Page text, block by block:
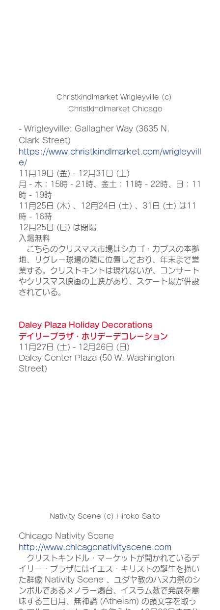
Christkindlmarket Wrigleyville (c)
Christkindlmarket Chicago
- Wrigleyville: Gallagher Way (3635 N.
Clark Street)
https://www.christkindlmarket.com/wrigleyvill
e/
11月19日 (金) - 12月31日 (土)
月 - 木：15時 - 21時、金土：11時 - 22時、日：11
時 - 19時
11月25日 (木) 、12月24日 (土) 、31日 (土) は11
時 - 16時
12月25日 (日) は閉場
入場無料
こちらのクリスマス市場はシカゴ・カブスの本拠
地、リグレー球場の隣に位置しており、年末まで営
業する。クリストキントは現れないが、コンサート
やクリスマス映画の上映があり、スケート場が併設
されている。
Daley Plaza Holiday Decorations
デイリープラザ・ホリデーデコレーション
11月27日 (土) - 12月26日 (日)
Daley Center Plaza (50 W. Washington
Street)
Nativity Scene (c) Hiroko Saito
Chicago Nativity Scene
http://www.chicagonativityscene.com
クリストキンドル・マーケットが開かれているデ
イリー・プラザにはイエス・キリストの誕生を描い
た群像 Nativity Scene 、ユダヤ教のハヌカ祭のシ
ンボルであるメノラー燭台、イスラム教で発展を意
味する三日月、無神論 (Atheism) の頭文字を取っ